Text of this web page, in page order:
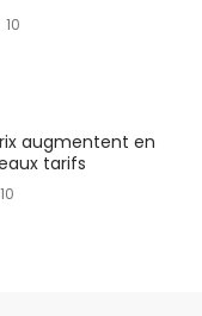
10
augmentent en
tarifs
10